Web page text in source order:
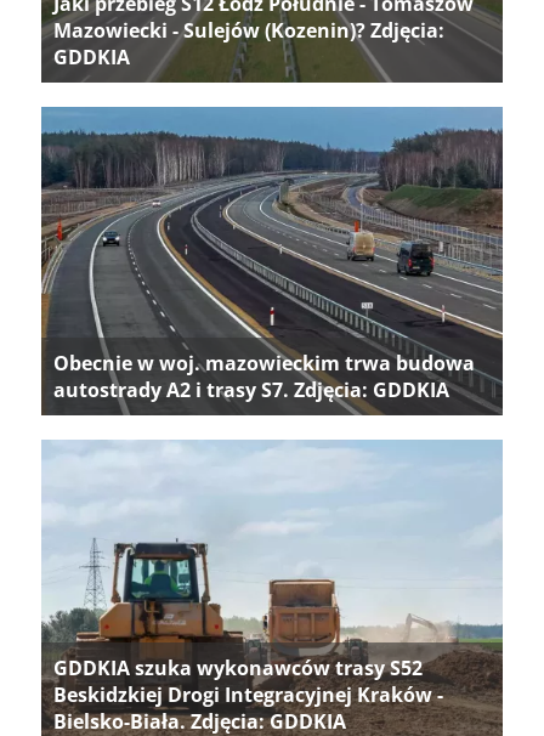
Mazowiecki - Sulejów (Kozenin)? Zdjęcia:
GDDKIA
Obecnie w woj. mazowieckim trwa budowa
autostrady A2 i trasy S7. Zdjęcia: GDDKIA
GDDKIA szuka wykonawców trasy S52
Beskidzkiej Drogi Integracyjnej Kraków -
Bielsko-Biała. Zdjęcia: GDDKIA